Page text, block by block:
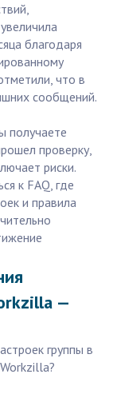
благодаря
что в
сообщений.
получаете
проверку,
риски.
к FAQ, где
и правила
—
группы в